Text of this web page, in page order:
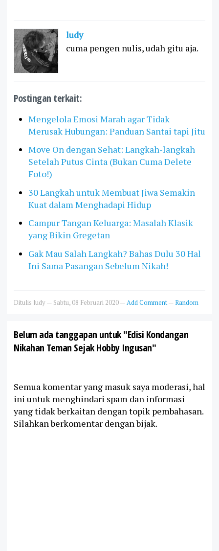
ludy
cuma pengen nulis, udah gitu aja.
Postingan terkait:
Mengelola Emosi Marah agar Tidak
Merusak Hubungan: Panduan Santai tapi Jitu
Move On dengan Sehat: Langkah-langkah
Setelah Putus Cinta (Bukan Cuma Delete
Foto!)
30 Langkah untuk Membuat Jiwa Semakin
Kuat dalam Menghadapi Hidup
Campur Tangan Keluarga: Masalah Klasik
yang Bikin Gregetan
Gak Mau Salah Langkah? Bahas Dulu 30 Hal
Ini Sama Pasangan Sebelum Nikah!
Ditulis ludy— Sabtu, 08 Februari 2020— Add Comment—Random
Belum ada tanggapan untuk "Edisi Kondangan
Nikahan Teman Sejak Hobby Ingusan"
Semua komentar yang masuk saya moderasi, hal
ini untuk menghindari spam dan informasi
yang tidak berkaitan dengan topik pembahasan.
Silahkan berkomentar dengan bijak.